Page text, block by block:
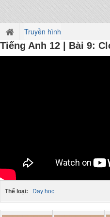
Truyền hình
Tiếng Anh 12 | Bài 9:
Thể loại: Dạy học